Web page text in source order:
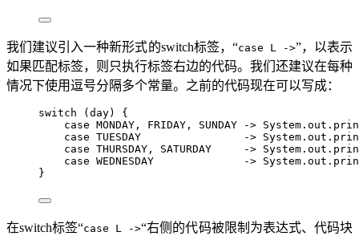
我们建议引入一种新形式的switch标签，“case L ->”，以表示
如果匹配标签，则只执行标签右边的代码。我们还建议在每种
情况下使用逗号分隔多个常量。之前的代码现在可以写成：
switch (day) {
case MONDAY, FRIDAY, SUNDAY -> System . out .
case TUESDAY -> System . out .
case THURSDAY, SATURDAY -> System . out .
case WEDNESDAY -> System . out .
}
在switch标签“case L ->“右侧的代码被限制为表达式、代码块